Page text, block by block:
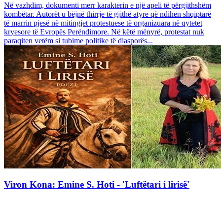
Në vazhdim, dokumenti merr karakterin e një apeli të përgjithshëm
kombëtar. Autorët u bëjnë thirrje të gjithë atyre që ndihen shqiptarë
të marrin pjesë në mitingjet protestuese të organizuara në qytetet
kryesore të Evropës Perëndimore. Në këtë mënyrë, protestat nuk
paraqiten vetëm si tubime politike të diasporës...
Viron Kona: Emine S. Hoti - 'Luftëtari i lirisë'